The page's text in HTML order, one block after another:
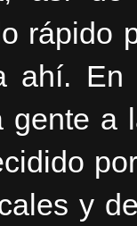
rápido
ahí.
gente a
y